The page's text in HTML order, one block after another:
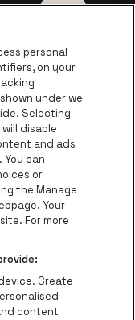
de website van
Ga naar
Europcar
Ga naar de
Coca-Cola
de website van
Ga naar de
Champagne
naar de website
website van Het
Ga naar de
be•at
personal
on your
under we
Selecting
disable
and ads
can
or
the Manage
Your
For more
Create
content